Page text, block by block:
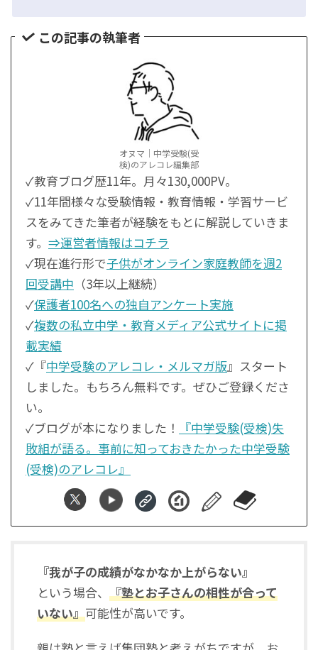
この記事の執筆者
オヌマ｜中学受験(受
検)のアレコレ編集部
✓教育ブログ歴11年。月々130,000PV。
✓11年間様々な受験情報・教育情報・学習サービ
スをみてきた筆者が経験をもとに解説していきま
す。 ⇒運営者情報はコチラ
✓現在進行形で子供がオンライン家庭教師を週2
回受講中 （3年以上継続）
✓保護者100名への独自アンケート実施
✓複数の私立中学・教育メディア公式サイトに掲
載実績
✓『中学受験のアレコレ・メルマガ版』スタート
しました。もちろん無料です。ぜひご登録くださ
い。
✓ブログが本になりました！
『中学受験(受検)失
敗組が語る。事前に知っておきたかった中学受験
(受検)のアレコレ』
『我が子の成績がなかなか上がらない』
という場合、 『塾とお子さんの相性が合って
いない』可能性が高いです。